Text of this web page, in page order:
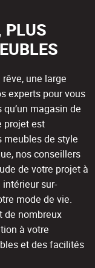
PLUS
une large
experts pour vous
magasin de
projet est
meubles de style
nos conseillers
de votre projet à
sur-
mode de vie.
de nombreux
à votre
et des facilités